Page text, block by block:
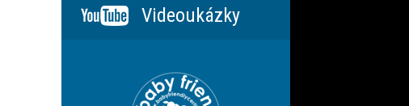
Videoukázky